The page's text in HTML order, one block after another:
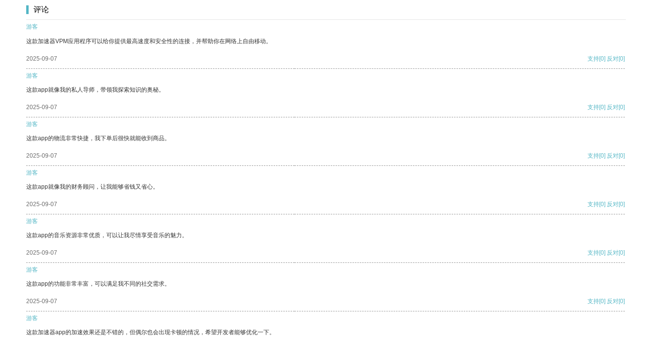
评论
游客
这款加速器VPM应用程序可以给你提供最高速度和安全性的连接，并帮助你在网络上自由移动。
2025-09-07 支持[0] 反对[0]
游客
这款app就像我的私人导师，带领我探索知识的奥秘。
2025-09-07 支持[0] 反对[0]
游客
这款app的物流非常快捷，我下单后很快就能收到商品。
2025-09-07 支持[0] 反对[0]
游客
这款app就像我的财务顾问，让我能够省钱又省心。
2025-09-07 支持[0] 反对[0]
游客
这款app的音乐资源非常优质，可以让我尽情享受音乐的魅力。
2025-09-07 支持[0] 反对[0]
游客
这款app的功能非常丰富，可以满足我不同的社交需求。
2025-09-07 支持[0] 反对[0]
游客
这款加速器app的加速效果还是不错的，但偶尔也会出现卡顿的情况，希望开发者能够优化一下。